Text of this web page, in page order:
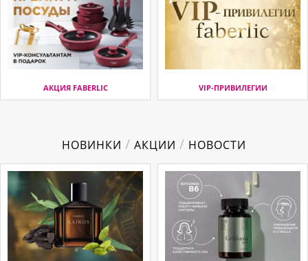
АКЦИЯ FABERLIC VIP-ПРИВИЛЕГИИ
НОВИНКИ / АКЦИИ / НОВОСТИ